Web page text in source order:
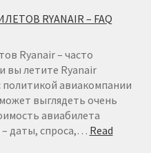
RYANAIR – FAQ
Ryanair – часто
вы летите Ryanair
политикой авиакомпании
выглядеть очень
авиабилета
– даты, спроса,… Read